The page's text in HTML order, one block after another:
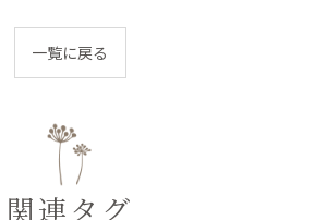
一覧に戻る
関連タグ